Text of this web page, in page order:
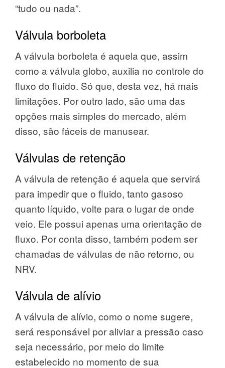
“tudo ou nada”.
Válvula borboleta
A válvula borboleta é aquela que, assim
como a válvula globo, auxilia no controle do
fluxo do fluido. Só que, desta vez, há mais
limitações. Por outro lado, são uma das
opções mais simples do mercado, além
disso, são fáceis de manusear.
Válvulas de retenção
A válvula de retenção é aquela que servirá
para impedir que o fluido, tanto gasoso
quanto líquido, volte para o lugar de onde
veio. Ele possui apenas uma orientação de
fluxo. Por conta disso, também podem ser
chamadas de válvulas de não retorno, ou
NRV.
Válvula de alívio
A válvula de alívio, como o nome sugere,
será responsável por aliviar a pressão caso
seja necessário, por meio do limite
estabelecido no momento de sua